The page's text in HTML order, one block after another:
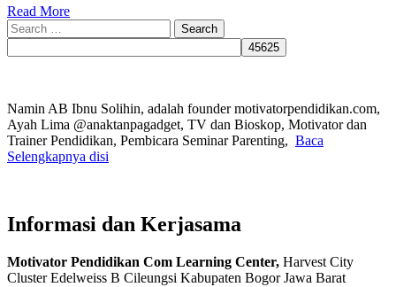
Read More
Search
for:
Namin AB Ibnu Solihin, adalah founder motivatorpendidikan.com,
Ayah Lima @anaktanpagadget, TV dan Bioskop, Motivator dan
Trainer Pendidikan, Pembicara Seminar Parenting, Baca
Selengkapnya disi
Informasi dan Kerjasama
Motivator Pendidikan Com Learning Center, Harvest City
Cluster Edelweiss B Cileungsi Kabupaten Bogor Jawa Barat